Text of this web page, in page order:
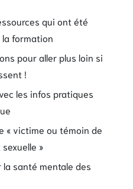
qui ont été
formation
pour aller plus loin si
!
les infos pratiques
« victime ou témoin de
»
santé mentale des